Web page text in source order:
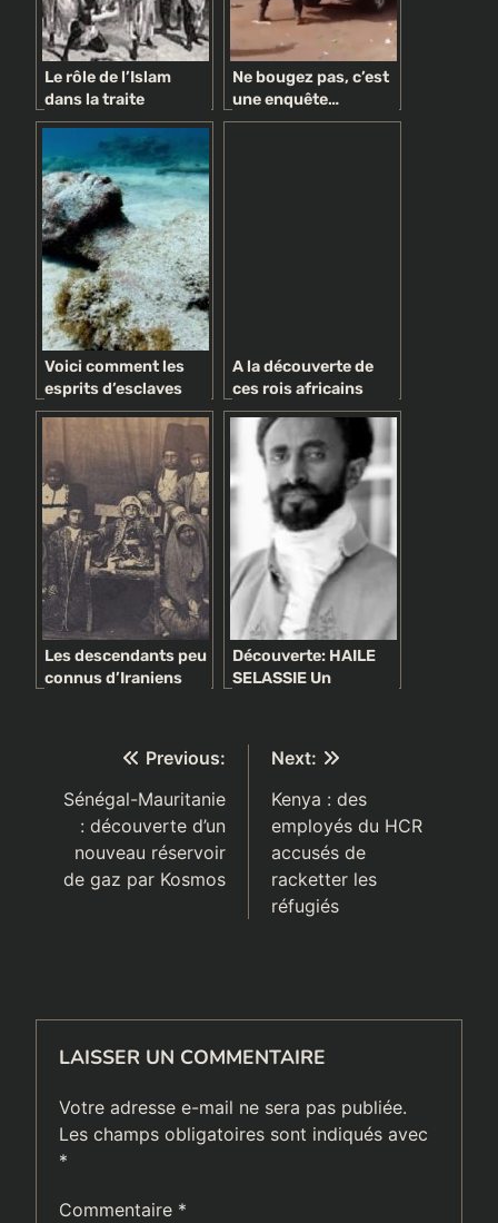
Le rôle de l’Islam
dans la traite
négrière
Ne bougez pas, c’est
une enquête…
politique !
Voici comment les
esprits d’esclaves
africains noyés ont
causé le mystère du
Triangle des
Bermudes
A la découverte de
ces rois africains
exilés par les
britanniques pour
avoir résisté à la
domination coloniale
Les descendants peu
connus d’Iraniens
Découverte: HAILE
SELASSIE Un
Navigation
de
l’article
Previous:
Sénégal-Mauritanie
: découverte d’un
nouveau réservoir
de gaz par Kosmos
Next:
Kenya : des
employés du HCR
accusés de
racketter les
réfugiés
LAISSER UN COMMENTAIRE
Votre adresse e-mail ne sera pas publiée.
Les champs obligatoires sont indiqués avec
*
Commentaire *